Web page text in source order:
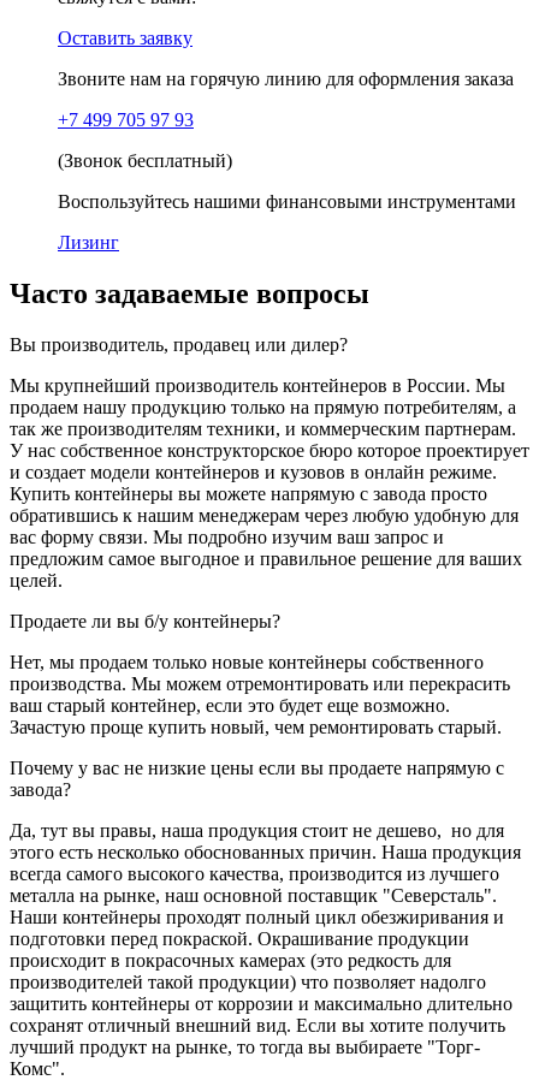
Оставить заявку
Звоните нам на горячую линию для оформления заказа
+7 499 705 97 93
(Звонок бесплатный)
Воспользуйтесь нашими финансовыми инструментами
Лизинг
Часто задаваемые вопросы
Вы производитель, продавец или дилер?
Мы крупнейший производитель контейнеров в России. Мы
продаем нашу продукцию только на прямую потребителям, а
так же производителям техники, и коммерческим партнерам.
У нас собственное конструкторское бюро которое проектирует
и создает модели контейнеров и кузовов в онлайн режиме.
Купить контейнеры вы можете напрямую с завода просто
обратившись к нашим менеджерам через любую удобную для
вас форму связи. Мы подробно изучим ваш запрос и
предложим самое выгодное и правильное решение для ваших
целей.
Продаете ли вы б/у контейнеры?
Нет, мы продаем только новые контейнеры собственного
производства. Мы можем отремонтировать или перекрасить
ваш старый контейнер, если это будет еще возможно.
Зачастую проще купить новый, чем ремонтировать старый.
Почему у вас не низкие цены если вы продаете напрямую с
завода?
Да, тут вы правы, наша продукция стоит не дешево, но для
этого есть несколько обоснованных причин. Наша продукция
всегда самого высокого качества, производится из лучшего
металла на рынке, наш основной поставщик "Северсталь".
Наши контейнеры проходят полный цикл обезжиривания и
подготовки перед покраской. Окрашивание продукции
происходит в покрасочных камерах (это редкость для
производителей такой продукции) что позволяет надолго
защитить контейнеры от коррозии и максимально длительно
сохранят отличный внешний вид. Если вы хотите получить
лучший продукт на рынке, то тогда вы выбираете "Торг-
Комс".